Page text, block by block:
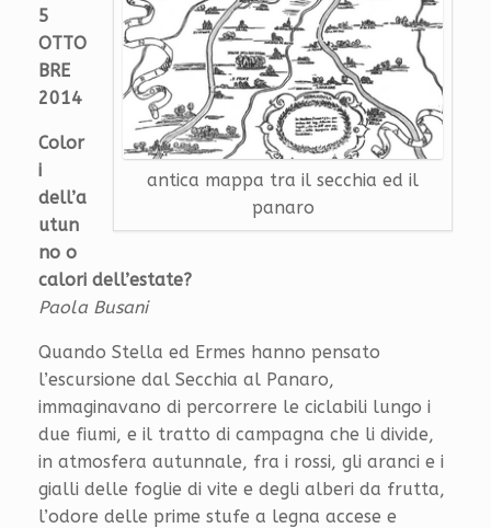
antica mappa tra il secchia ed il
panaro
5
OTTO
BRE
2014
Color
i
dell’a
utun
no o
calori dell’estate?
Paola Busani
Quando Stella ed Ermes hanno pensato
l’escursione dal Secchia al Panaro,
immaginavano di percorrere le ciclabili lungo i
due fiumi, e il tratto di campagna che li divide,
in atmosfera autunnale, fra i rossi, gli aranci e i
gialli delle foglie di vite e degli alberi da frutta,
l’odore delle prime stufe a legna accese e